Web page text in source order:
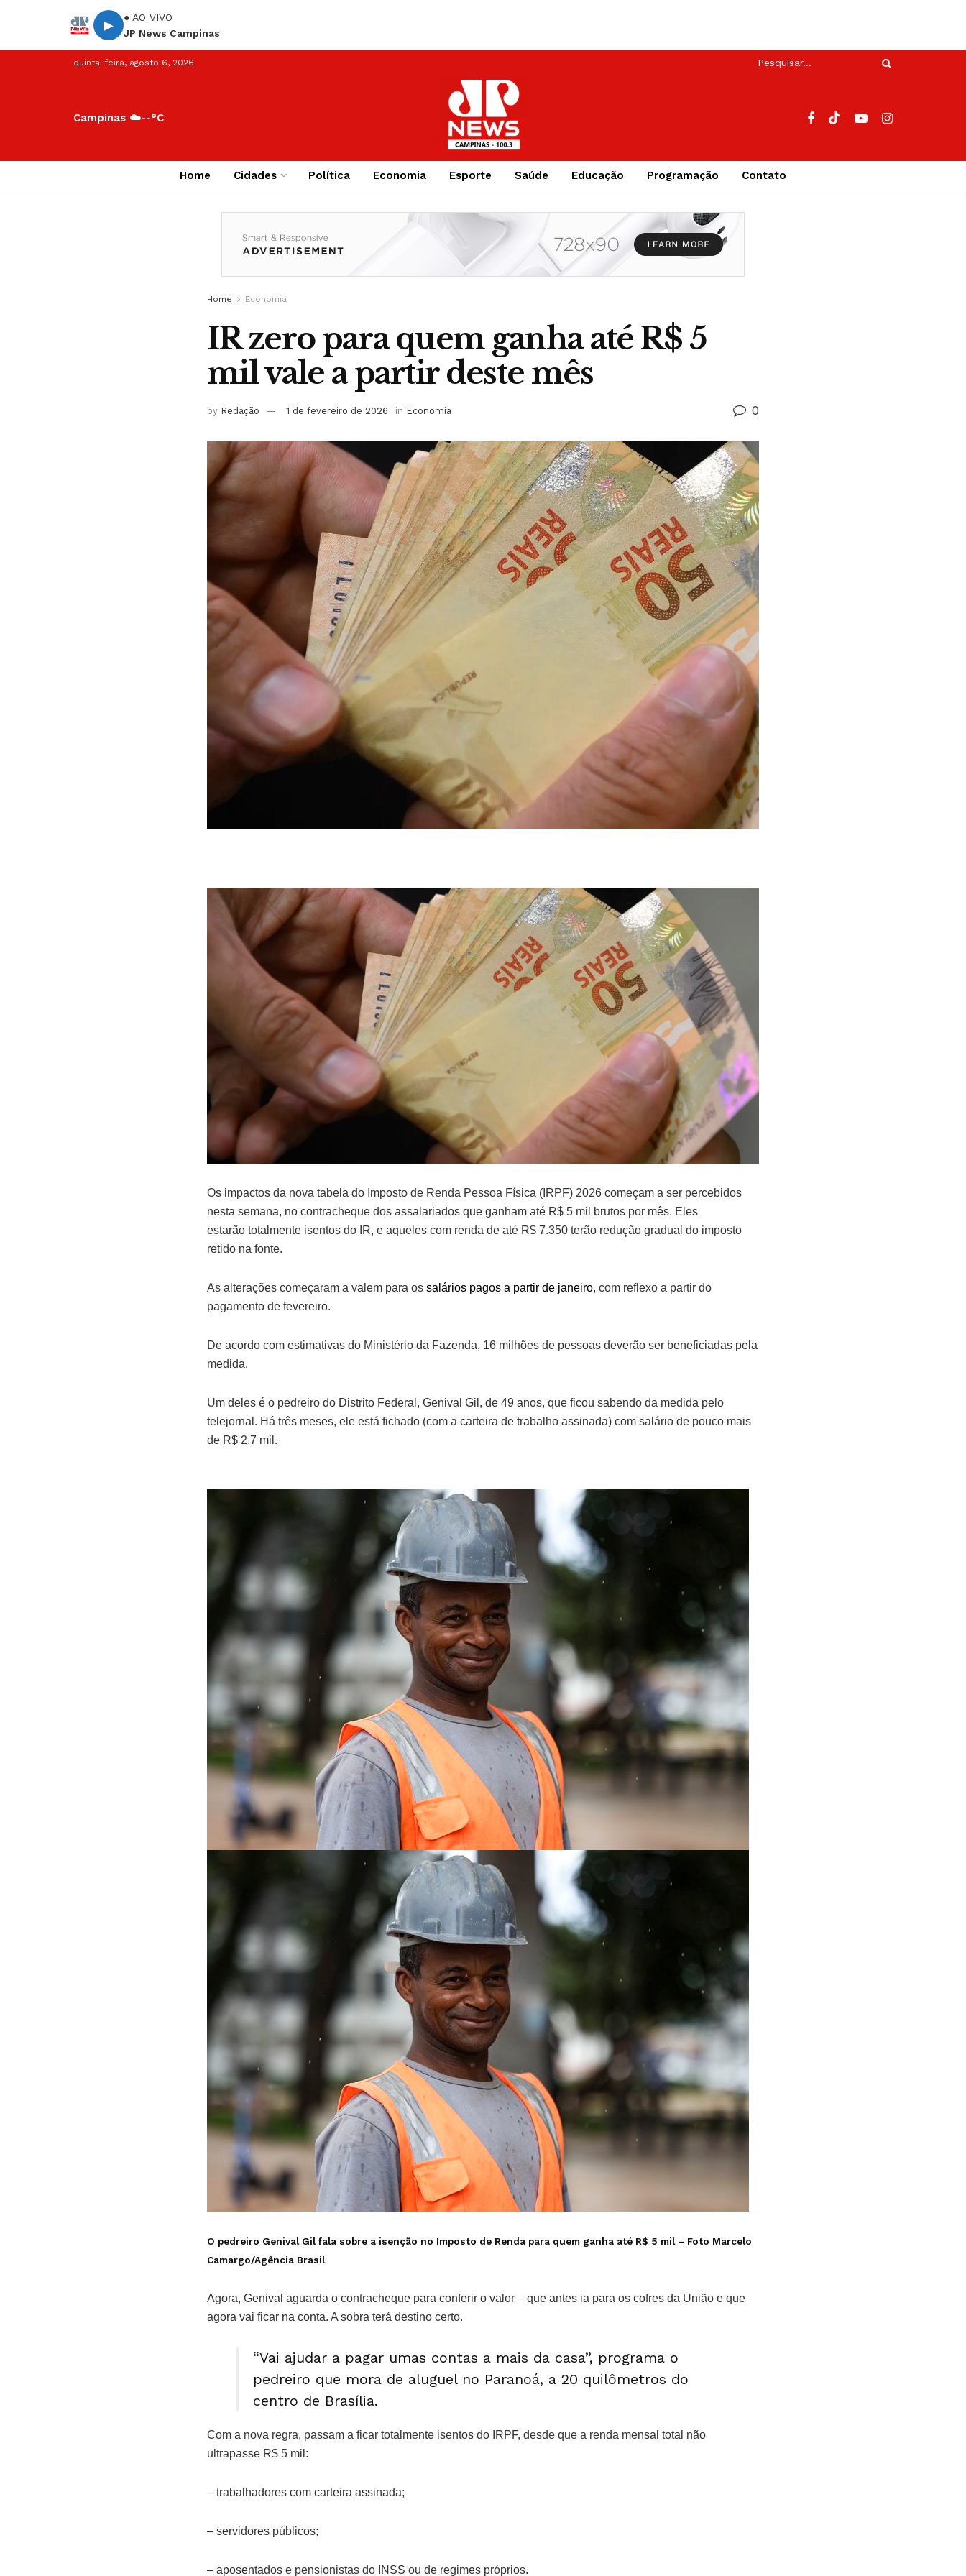
▶
● AO VIVO
JP News Campinas
quinta-feira, agosto 6, 2026
Campinas ☁️--°C
Home Cidades Política Economia Esporte Saúde Educação Programação Contato
Home Economia
IR zero para quem ganha até R$ 5
mil vale a partir deste mês
by Redação 1 de fevereiro de 2026 in Economia 0
Os impactos da nova tabela do Imposto de Renda Pessoa Física (IRPF) 2026 começam a ser percebidos
nesta semana, no contracheque dos assalariados que ganham até R$ 5 mil brutos por mês. Eles
estarão totalmente isentos do IR, e aqueles com renda de até R$ 7.350 terão redução gradual do imposto
retido na fonte.
As alterações começaram a valem para os salários pagos a partir de janeiro, com reflexo a partir do
pagamento de fevereiro.
De acordo com estimativas do Ministério da Fazenda, 16 milhões de pessoas deverão ser beneficiadas pela
medida.
Um deles é o pedreiro do Distrito Federal, Genival Gil, de 49 anos, que ficou sabendo da medida pelo
telejornal. Há três meses, ele está fichado (com a carteira de trabalho assinada) com salário de pouco mais
de R$ 2,7 mil.
O pedreiro Genival Gil fala sobre a isenção no Imposto de Renda para quem ganha até R$ 5 mil – Foto Marcelo
Camargo/Agência Brasil
Agora, Genival aguarda o contracheque para conferir o valor – que antes ia para os cofres da União e que
agora vai ficar na conta. A sobra terá destino certo.
“Vai ajudar a pagar umas contas a mais da casa”, programa o
pedreiro que mora de aluguel no Paranoá, a 20 quilômetros do
centro de Brasília.
Com a nova regra, passam a ficar totalmente isentos do IRPF, desde que a renda mensal total não
ultrapasse R$ 5 mil:
– trabalhadores com carteira assinada;
– servidores públicos;
– aposentados e pensionistas do INSS ou de regimes próprios.